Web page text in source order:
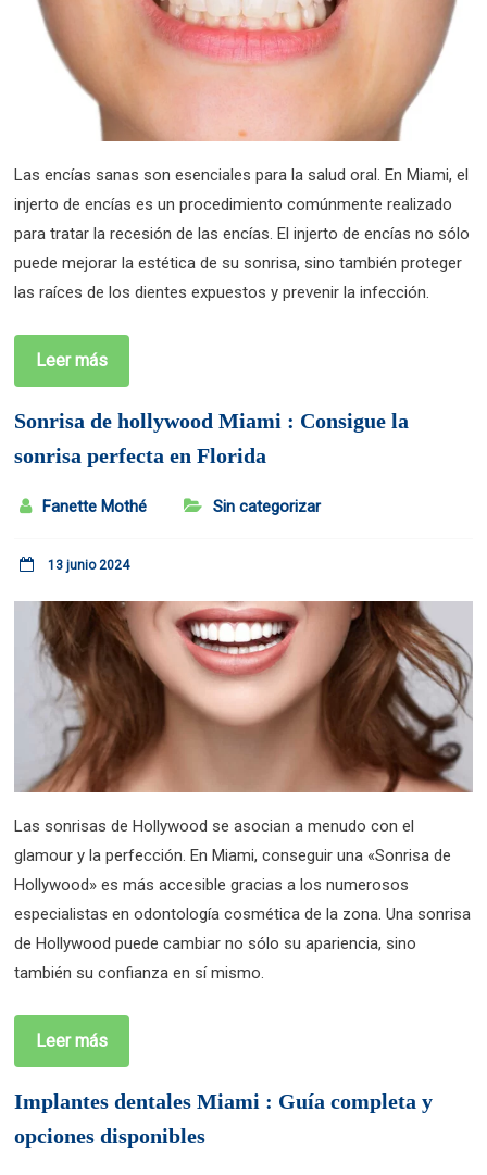
Las encías sanas son esenciales para la salud oral. En Miami, el
injerto de encías es un procedimiento comúnmente realizado
para tratar la recesión de las encías. El injerto de encías no sólo
puede mejorar la estética de su sonrisa, sino también proteger
las raíces de los dientes expuestos y prevenir la infección.
Leer más
Sonrisa de hollywood Miami : Consigue la
sonrisa perfecta en Florida
Fanette Mothé Sin categorizar
13 junio 2024
Las sonrisas de Hollywood se asocian a menudo con el
glamour y la perfección. En Miami, conseguir una «Sonrisa de
Hollywood» es más accesible gracias a los numerosos
especialistas en odontología cosmética de la zona. Una sonrisa
de Hollywood puede cambiar no sólo su apariencia, sino
también su confianza en sí mismo.
Leer más
Implantes dentales Miami : Guía completa y
opciones disponibles